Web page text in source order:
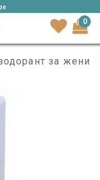
0
за жени